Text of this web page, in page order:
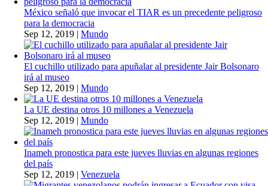
México señaló que invocar el TIAR es un precedente peligroso
para la democracia
Sep 12, 2019 | Mundo
El cuchillo utilizado para apuñalar al presidente Jair Bolsonaro
irá al museo
Sep 12, 2019 | Mundo
La UE destina otros 10 millones a Venezuela
Sep 12, 2019 | Mundo
Inameh pronostica para este jueves lluvias en algunas regiones
del país
Sep 12, 2019 | Venezuela